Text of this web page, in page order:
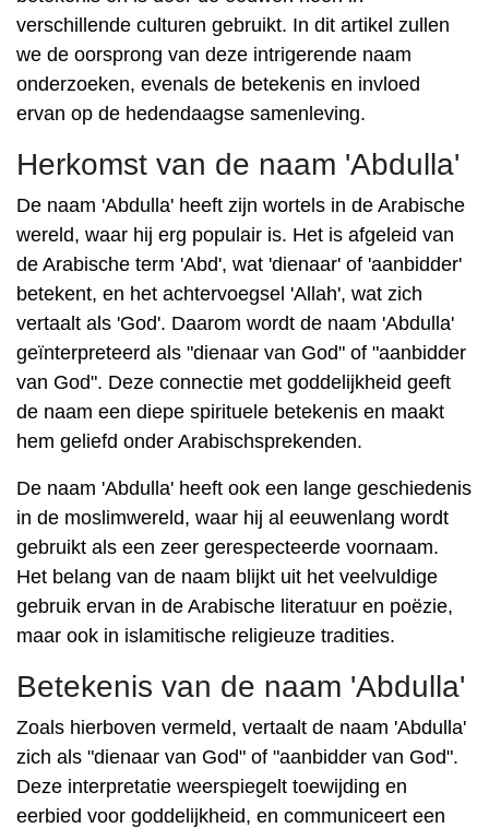
verschillende culturen gebruikt. In dit artikel zullen
we de oorsprong van deze intrigerende naam
onderzoeken, evenals de betekenis en invloed
ervan op de hedendaagse samenleving.
Herkomst van de naam 'Abdulla'
De naam 'Abdulla' heeft zijn wortels in de Arabische
wereld, waar hij erg populair is. Het is afgeleid van
de Arabische term 'Abd', wat 'dienaar' of 'aanbidder'
betekent, en het achtervoegsel 'Allah', wat zich
vertaalt als 'God'. Daarom wordt de naam 'Abdulla'
geïnterpreteerd als "dienaar van God" of "aanbidder
van God". Deze connectie met goddelijkheid geeft
de naam een ​​diepe spirituele betekenis en maakt
hem geliefd onder Arabischsprekenden.
De naam 'Abdulla' heeft ook een lange geschiedenis
in de moslimwereld, waar hij al eeuwenlang wordt
gebruikt als een zeer gerespecteerde voornaam.
Het belang van de naam blijkt uit het veelvuldige
gebruik ervan in de Arabische literatuur en poëzie,
maar ook in islamitische religieuze tradities.
Betekenis van de naam 'Abdulla'
Zoals hierboven vermeld, vertaalt de naam 'Abdulla'
zich als "dienaar van God" of "aanbidder van God".
Deze interpretatie weerspiegelt toewijding en
eerbied voor goddelijkheid, en communiceert een